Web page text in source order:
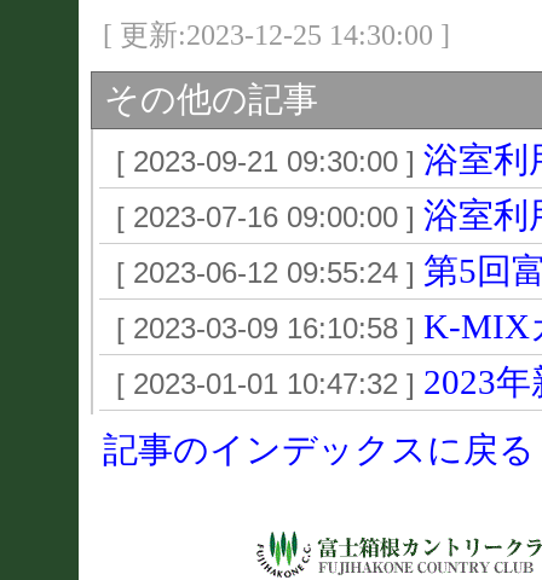
[ 更新:2023-12-25 14:30:00 ]
その他の記事
[ 2023-09-21 09:30:00 ] 浴室利
[ 2023-07-16 09:00:00 ] 浴室利
[ 2023-06-12 09:55:24 ] 第5回
[ 2023-03-09 16:10:58 ] K-MIX
[ 2023-01-01 10:47:32 ] 2023
記事のインデックスに戻る